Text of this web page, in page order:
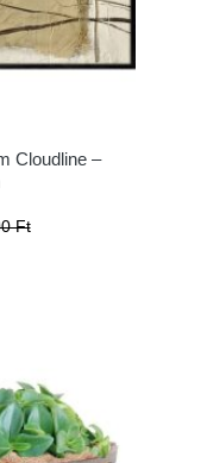
Cloudline –
Ft